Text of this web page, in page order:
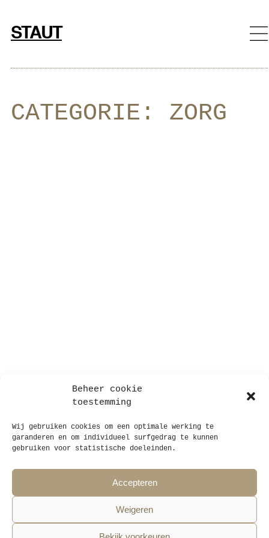
Beheer cookie
toestemming
Wij gebruiken cookies om een optimale werking te
garanderen en om individueel surfgedrag te kunnen
gebruiken voor statistische doeleinden.
Accepteren
Weigeren
naar
de
STAUT
CATEGORIE: ZORG
Ankerrui 20, B-2000 Antwerpen, België
+32 (0)3 808 41 40